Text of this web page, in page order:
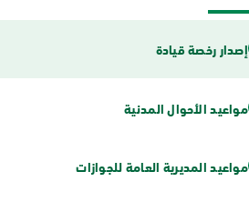
إصدار رخصة قيادة
مواعيد الأحوال المدنية
مواعيد المديرية العامة للجوازات